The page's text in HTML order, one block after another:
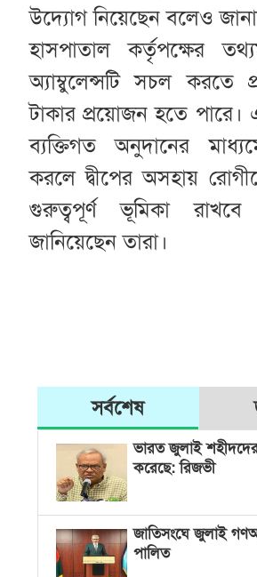
উদ্যোগ নিয়েছেন বলেও
হাসপাতাল কর্তৃপক্ষের
অ্যাম্বুলেন্সটি সচল করতে
টাকার প্রয়োজন হতে পারে।
ব্যক্তিগত অনুদানের
করলে দ্বীপের অসহায়
গুরুত্বপূর্ণ ভূমিকা
জানিয়েছেন তারা।
সর্বশেষ
ভারত জুলাই
করেছে: রিজভী
জাতিসংঘে জুলাই
পালিত